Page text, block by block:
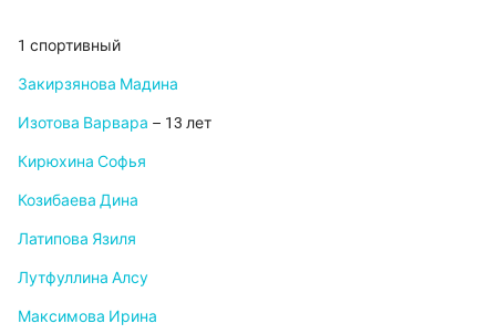
1 спортивный
Закирзянова Мадина
Изотова Варвара – 13 лет
Кирюхина Софья
Козибаева Дина
Латипова Язиля
Лутфуллина Алсу
Максимова Ирина